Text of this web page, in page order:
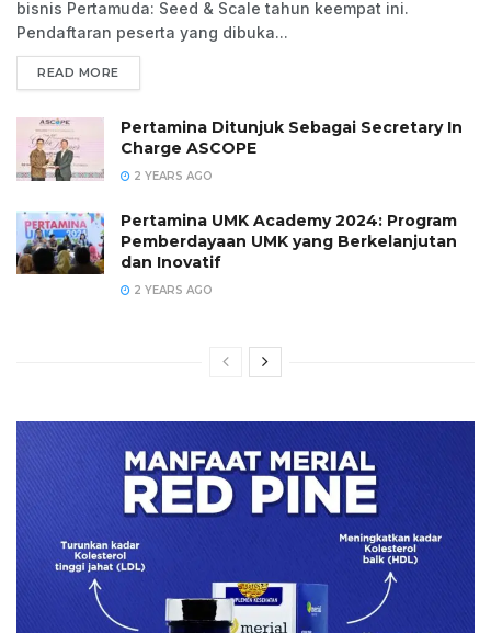
bisnis Pertamuda: Seed & Scale tahun keempat ini.
Pendaftaran peserta yang dibuka...
READ MORE
Pertamina Ditunjuk Sebagai Secretary In
Charge ASCOPE
2 YEARS AGO
Pertamina UMK Academy 2024: Program
Pemberdayaan UMK yang Berkelanjutan
dan Inovatif
2 YEARS AGO